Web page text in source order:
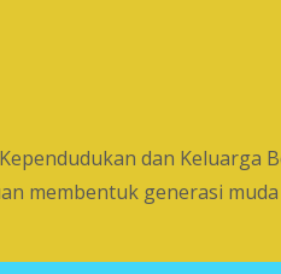
dan
membentuk generasi